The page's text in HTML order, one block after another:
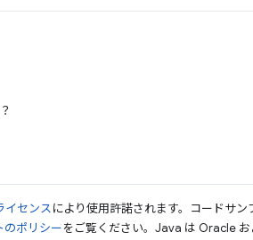
イセンスにより使用許諾されます。コードサン
ポリシーをご覧ください。Java は Oracle